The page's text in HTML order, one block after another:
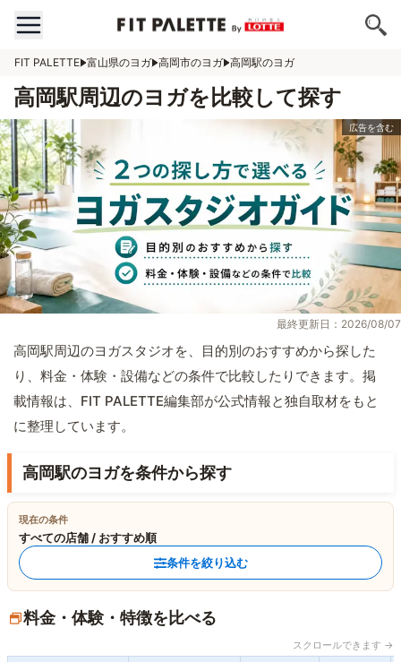
FIT PALETTE 富山県のヨガ 高岡市のヨガ 高岡駅のヨガ
高岡駅周辺のヨガを比較して探す
最終更新日：2026/08/07
高岡駅周辺のヨガスタジオを、目的別のおすすめから探した
り、料金・体験・設備などの条件で比較したりできます。掲
載情報は、FIT PALETTE編集部が公式情報と独自取材をもと
に整理しています。
高岡駅のヨガを条件から探す
現在の条件
すべての店舗 / おすすめ順
条件を絞り込む
料金・体験・特徴を比べる
スクロールできます →